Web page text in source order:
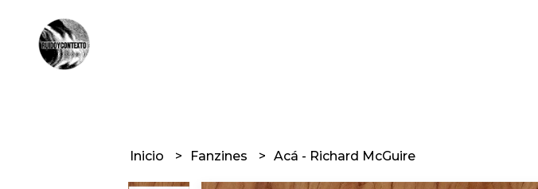
Inicio Fanzines Acá - Richard McGuire